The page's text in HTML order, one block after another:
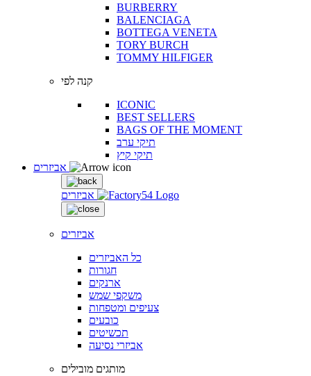
BURBERRY
BALENCIAGA
BOTTEGA VENETA
TORY BURCH
TOMMY HILFIGER
קנה לפי
ICONIC
BEST SELLERS
BAGS OF THE MOMENT
תיקי ערב
תיקי קיץ
אביזרים
אביזרים
כל האביזרים
חגורות
ארנקים
משקפי שמש
צעיפים ומטפחות
כובעים
תכשיטים
אביזרי נסיעה
מותגים מובילים